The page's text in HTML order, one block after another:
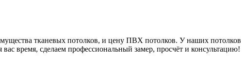
тканевых потолков, и цену ПВХ потолков. У наших потолков
время, сделаем профессиональный замер, просчёт и консультацию!